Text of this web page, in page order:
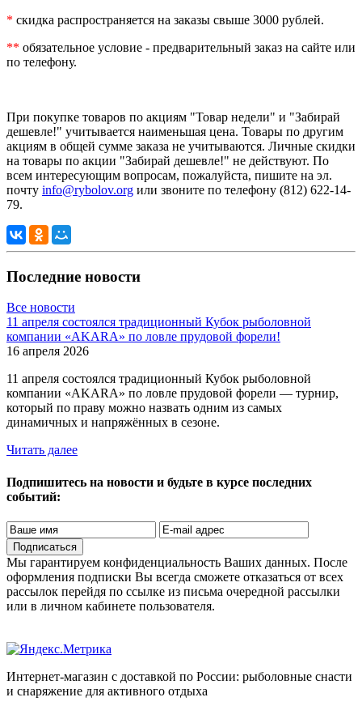
* скидка распространяется на заказы свыше 3000 рублей.
** обязательное условие - предварительный заказ на сайте или
по телефону.
При покупке товаров по акциям "Товар недели" и "Забирай
дешевле!" учитывается наименьшая цена. Товары по другим
акциям в общей сумме заказа не учитываются. Личные скидки
на товары по акции "Забирай дешевле!" не действуют. По
всем интересующим вопросам, пожалуйста, пишите на эл.
почту info@rybolov.org или звоните по телефону (812) 622-14-
79.
Последние новости
Все новости
11 апреля состоялся традиционный Кубок рыболовной
компании «AKARA» по ловле прудовой форели!
16 апреля 2026
11 апреля состоялся традиционный Кубок рыболовной
компании «AKARA» по ловле прудовой форели — турнир,
который по праву можно назвать одним из самых
динамичных и напряжённых в сезоне.
Читать далее
Подпишитесь на новости и будьте в курсе последних
событий:
Подписаться
Мы гарантируем конфиденциальность Ваших данных. После
оформления подписки Вы всегда сможете отказаться от всех
рассылок перейдя по ссылке из письма очередной рассылки
или в личном кабинете пользователя.
Интернет-магазин с доставкой по России: рыболовные снасти
и снаряжение для активного отдыха